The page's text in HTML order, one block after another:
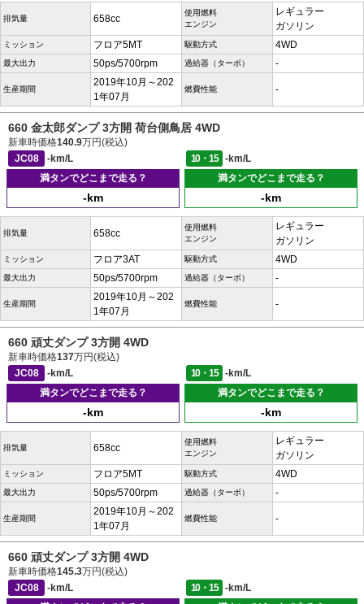
排気量 658cc
使用燃料
エンジン
レギュラー
ガソリン
ミッション フロア5MT 駆動方式 4WD
最大出力 50ps/5700rpm 過給器（ターボ） -
生産期間
2019年10月～202
1年07月
燃費性能 -
660 金太郎ダンプ 3方開 荷台側鳥居 4WD
新車時価格140.9万円(税込)
JC08
-km/L 10・15
-km/L
満タンでどこまで走る？
-km
満タンでどこまで走る？
-km
排気量 658cc
使用燃料
エンジン
レギュラー
ガソリン
ミッション フロア3AT 駆動方式 4WD
最大出力 50ps/5700rpm 過給器（ターボ） -
生産期間
2019年10月～202
1年07月
燃費性能 -
660 頑丈ダンプ 3方開 4WD
新車時価格137万円(税込)
JC08
-km/L 10・15
-km/L
満タンでどこまで走る？
-km
満タンでどこまで走る？
-km
排気量 658cc
使用燃料
エンジン
レギュラー
ガソリン
ミッション フロア5MT 駆動方式 4WD
最大出力 50ps/5700rpm 過給器（ターボ） -
生産期間
2019年10月～202
1年07月
燃費性能 -
660 頑丈ダンプ 3方開 4WD
新車時価格145.3万円(税込)
JC08
-km/L 10・15
-km/L